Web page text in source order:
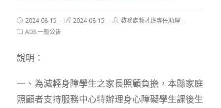
Post
published:
2024-08-15
Post2024-08-15
Post教務處藝才班專任助理
PostA03.一般公告
說明：
一、為減輕身障學生之家長照顧負擔，本縣家庭
照顧者支持服務中心特辦理身心障礙學生課後生